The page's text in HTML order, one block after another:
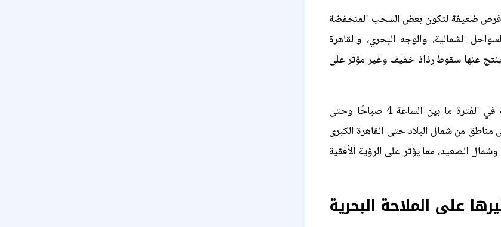
فرص ضعيفة لتكون بعض السحب المنخفضة
الشمالية، والوجه البحري، والقاهرة
ينتج عنها سقوط رذاذ خفيف وغير مؤثر على
كما تنتشر الشبورة المائية في الفترة ما بين الساعة 4 صباحًا وحتى
على مناطق من شمال البلاد حتى القاهرة الكبرى
الصعيد، مما يؤثر على الرؤية الأفقية
على الملاحة البحرية